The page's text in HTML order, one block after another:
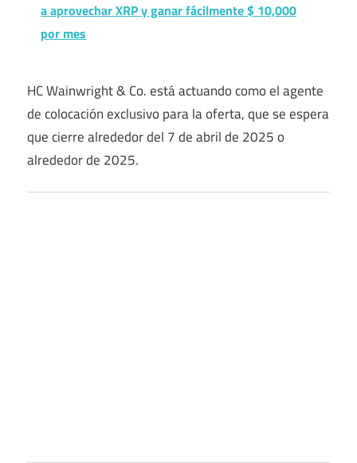
a aprovechar XRP y ganar fácilmente $ 10,000
por mes
HC Wainwright & Co. está actuando como el agente
de colocación exclusivo para la oferta, que se espera
que cierre alrededor del 7 de abril de 2025 o
alrededor de 2025.